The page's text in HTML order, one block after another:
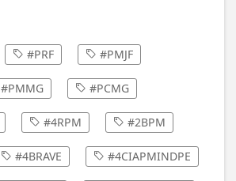
#PRF #PMJF
#PMMG #PCMG
#4RPM #2BPM
#4BRAVE #4CIAPMINDPE